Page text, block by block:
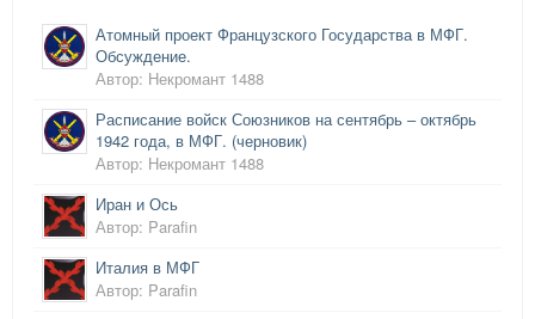
Атомный проект Французского Государства в МФГ.
Обсуждение.
Автор: Некромант 1488
Расписание войск Союзников на сентябрь – октябрь
1942 года, в МФГ. (черновик)
Автор: Некромант 1488
Иран и Ось
Автор: Parafin
Италия в МФГ
Автор: Parafin